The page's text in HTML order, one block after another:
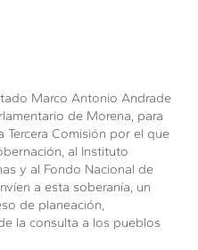
Marco Antonio Andrade
de Morena, para
Comisión por el que
al Instituto
y al Fondo Nacional de
a esta soberanía, un
de planeación,
la consulta a los pueblos